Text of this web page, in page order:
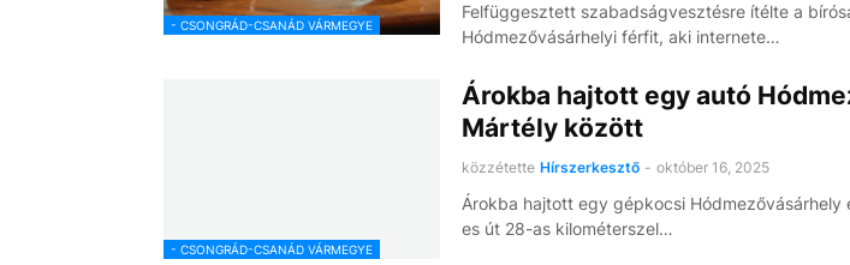
- CSONGRÁD-CSANÁD VÁRMEGYE
Felfüggesztett szabadságvesztésre ítélte a
Hódmezővásárhelyi férfit, aki internete…
- CSONGRÁD-CSANÁD VÁRMEGYE
Árokba hajtott egy autó
Mártély között
közzétette Hírszerkesztő - október 16, 2025
Árokba hajtott egy gépkocsi
es út 28-as kilométerszel…